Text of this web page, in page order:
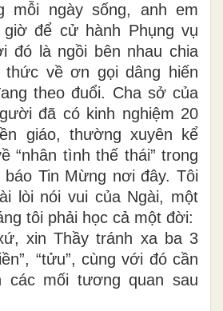
mỗi ngày sống, anh em
giờ để cử hành Phụng vụ
đó là ngồi bên nhau chia
thức về ơn gọi dâng hiến
theo đuổi. Cha sở của
đã có kinh nghiệm 20
giáo, thường xuyên kể
“nhân tình thế thái” trong
báo Tin Mừng nơi đây. Tôi
lòi nói vui của Ngài, một
tôi phải học cả một đời:
xin Thầy tránh xa ba 3
“tửu”, cùng với đó cần
các mối tương quan sau